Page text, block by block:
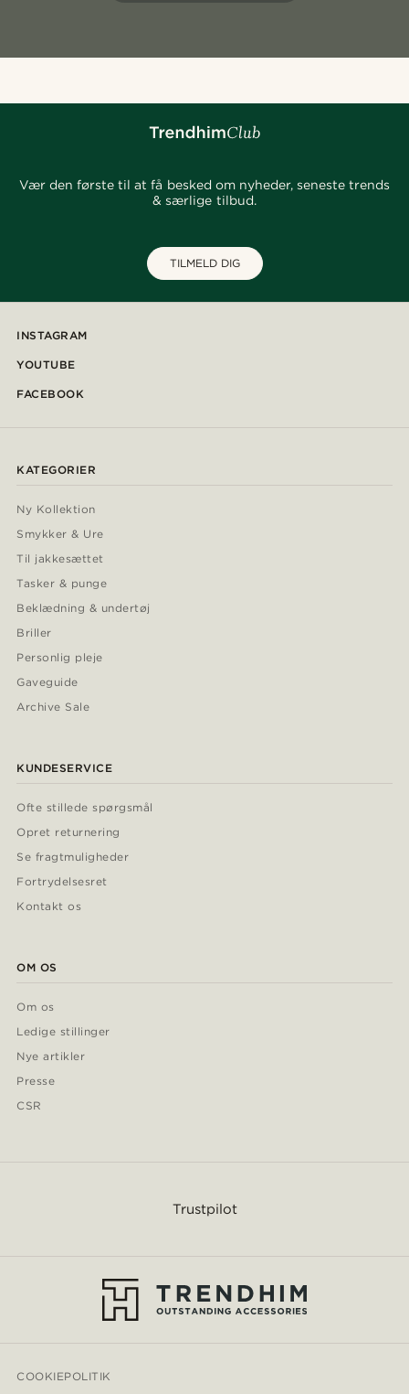
Vær den første til at få besked om nyheder, seneste trends
& særlige tilbud.
TILMELD DIG
INSTAGRAM
YOUTUBE
FACEBOOK
KATEGORIER
Ny Kollektion
Smykker & Ure
Til jakkesættet
Tasker & punge
Beklædning & undertøj
Briller
Personlig pleje
Gaveguide
Archive Sale
KUNDESERVICE
Ofte stillede spørgsmål
Opret returnering
Se fragtmuligheder
Fortrydelsesret
Kontakt os
OM OS
Om os
Ledige stillinger
Nye artikler
Presse
CSR
Trustpilot
COOKIEPOLITIK